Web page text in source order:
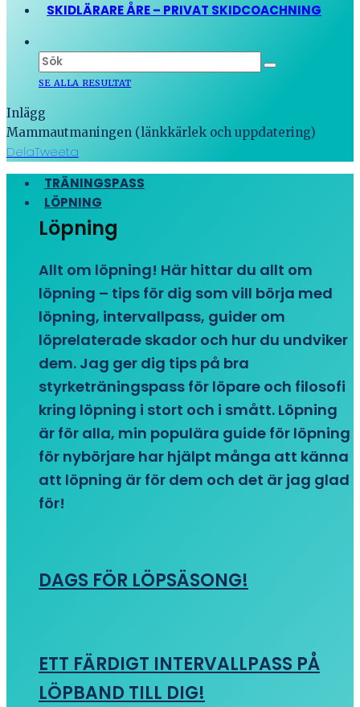
SKIDLÄRARE ÅRE – PRIVAT SKIDCOACHNING
SE ALLA RESULTAT
Inlägg
Mammautmaningen (länkkärlek och uppdatering)
DelaTweeta
TRÄNINGSPASS
LÖPNING
Löpning
Allt om löpning! Här hittar du allt om
löpning – tips för dig som vill börja med
löpning, intervallpass, guider om
löprelaterade skador och hur du undviker
dem. Jag ger dig tips på bra
styrketräningspass för löpare och filosofi
kring löpning i stort och i smått. Löpning
är för alla, min populära guide för löpning
för nybörjare har hjälpt många att känna
att löpning är för dem och det är jag glad
för!
DAGS FÖR LÖPSÄSONG!
ETT FÄRDIGT INTERVALLPASS PÅ
LÖPBAND TILL DIG!